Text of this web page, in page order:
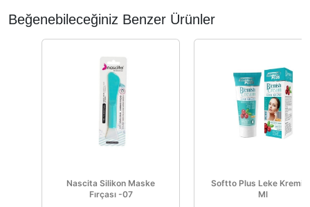
Beğenebileceğiniz Benzer Ürünler
Nascita Silikon Maske
Fırçası -07
Softto Plus Leke Kremi
Ml